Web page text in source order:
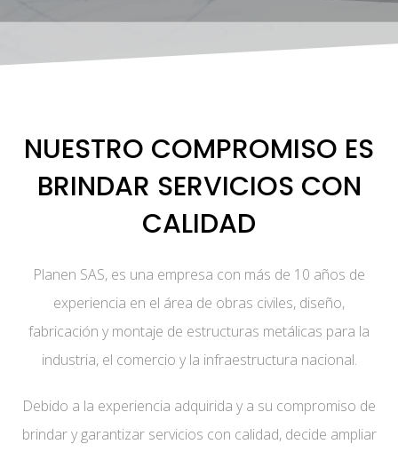
NUESTRO COMPROMISO ES
BRINDAR SERVICIOS CON
CALIDAD
Planen SAS, es una empresa con más de 10 años de
experiencia en el área de obras civiles, diseño,
fabricación y montaje de estructuras metálicas para la
industria, el comercio y la infraestructura nacional.
Debido a la experiencia adquirida y a su compromiso de
brindar y garantizar servicios con calidad, decide ampliar